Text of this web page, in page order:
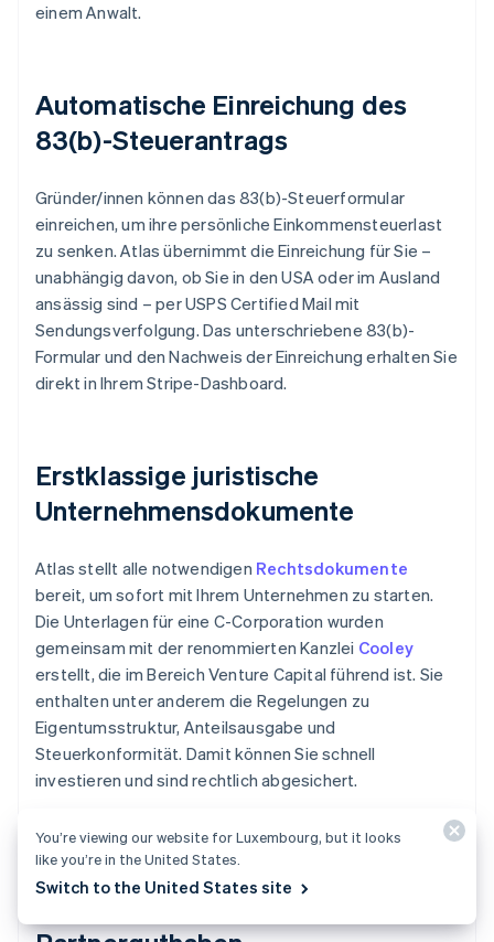
einem Anwalt.
Automatische Einreichung des
83(b)-Steuerantrags
Gründer/innen können das 83(b)-Steuerformular
einreichen, um ihre persönliche Einkommensteuerlast
zu senken. Atlas übernimmt die Einreichung für Sie –
unabhängig davon, ob Sie in den USA oder im Ausland
ansässig sind – per USPS Certified Mail mit
Sendungsverfolgung. Das unterschriebene 83(b)-
Formular und den Nachweis der Einreichung erhalten Sie
direkt in Ihrem Stripe-Dashboard.
Erstklassige juristische
Unternehmensdokumente
Atlas stellt alle notwendigen Rechtsdokumente
bereit, um sofort mit Ihrem Unternehmen zu starten.
Die Unterlagen für eine C-Corporation wurden
gemeinsam mit der renommierten Kanzlei Cooley
erstellt, die im Bereich Venture Capital führend ist. Sie
enthalten unter anderem die Regelungen zu
Eigentumsstruktur, Anteilsausgabe und
Steuerkonformität. Damit können Sie schnell
investieren und sind rechtlich abgesichert.
Ein Jahr Stripe Payments gratis,
You’re viewing our website for Luxembourg, but it looks
like you’re in the United States.
Switch to the United States site